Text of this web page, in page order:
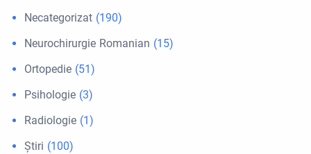
Necategorizat (190)
Neurochirurgie Romanian (15)
Ortopedie (51)
Psihologie (3)
Radiologie (1)
Ştiri (100)